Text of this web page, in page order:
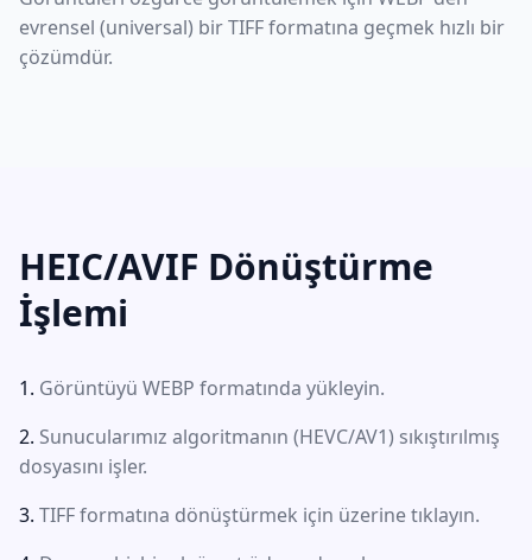
evrensel (universal) bir TIFF formatına geçmek hızlı bir
çözümdür.
HEIC/AVIF Dönüştürme
İşlemi
Görüntüyü WEBP formatında yükleyin.
Sunucularımız algoritmanın (HEVC/AV1) sıkıştırılmış
dosyasını işler.
TIFF formatına dönüştürmek için üzerine tıklayın.